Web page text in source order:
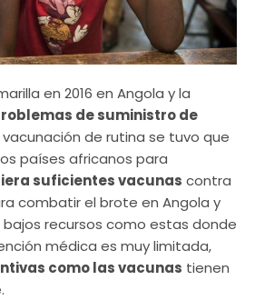
en 2016 en Angola y la
de suministro de
vacunación de rutina se tuvo que
países africanos para
suficientes vacunas contra
combatir el brote en Angola y
bajos recursos como estas donde
médica es muy limitada,
como las vacunas tienen